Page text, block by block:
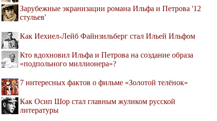
Зарубежные экранизации романа Ильфа и Петрова '12
стульев'
Как Иехиел-Лейб Файнзильберг стал Ильей Ильфом
Кто вдохновил Ильфа и Петрова на создание образа
«подпольного миллионера»?
7 интересных фактов о фильме «Золотой телёнок»
Как Осип Шор стал главным жуликом русской
литературы